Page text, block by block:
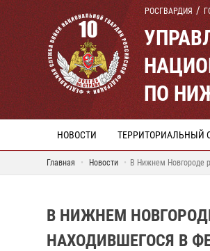
РОСГВАРДИЯ
ПО
НОВОСТИ ТЕРРИТОРИАЛЬНЫЙ
Главная Новости В Нижнем Новгороде
В НИЖНЕМ
НАХОДИВШЕГОСЯ В